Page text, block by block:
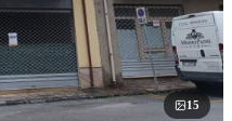
15
foto